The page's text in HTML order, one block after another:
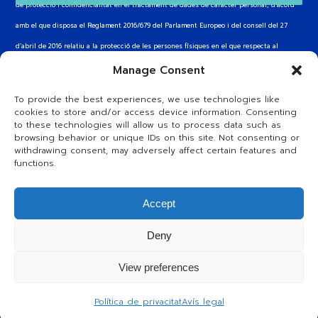
Manage Consent
To provide the best experiences, we use technologies like
cookies to store and/or access device information. Consenting
to these technologies will allow us to process data such as
browsing behavior or unique IDs on this site. Not consenting or
withdrawing consent, may adversely affect certain features and
functions.
Accept
Deny
View preferences
Política de privacitatAvís legal
de protecció i confidencialitat en el tractament de dades de caràcter personal, d’acord
amb el que disposa el Reglament 2016/679 del Parlament Europeo i del consell del 27
d’abril de 2016 relatiu a la protecció de les persones físiques en el que respecta al
tractament de les dades personals i a la circulació d’aquestes dades (RGPD)
A les xarxes
Twitter
Instagram
YouTube
Telegram
Política de cookies
Sistema Intern d’Informació